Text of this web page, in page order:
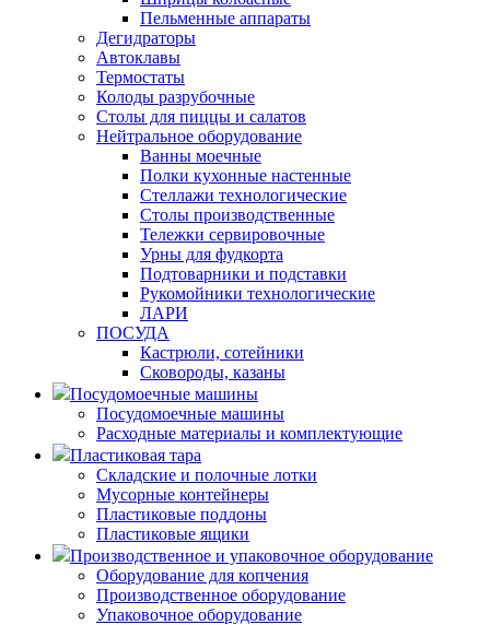
Пельменные аппараты
Дегидраторы
Автоклавы
Термостаты
Колоды разрубочные
Столы для пиццы и салатов
Нейтральное оборудование
Ванны моечные
Полки кухонные настенные
Стеллажи технологические
Столы производственные
Тележки сервировочные
Урны для фудкорта
Подтоварники и подставки
Рукомойники технологические
ЛАРИ
ПОСУДА
Кастрюли, сотейники
Сковороды, казаны
Посудомоечные машины
Посудомоечные машины
Расходные материалы и комплектующие
Пластиковая тара
Складские и полочные лотки
Мусорные контейнеры
Пластиковые поддоны
Пластиковые ящики
Производственное и упаковочное оборудование
Оборудование для копчения
Производственное оборудование
Упаковочное оборудование